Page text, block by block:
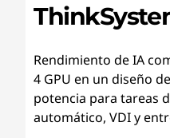
Rendimiento de IA
4 GPU en un diseño
potencia para tareas
automático, VDI y